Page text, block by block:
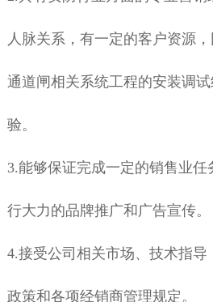
人脉关系，有一定的客户资源
通道闸相关系统工程的安装调
验。
3.能够保证完成一定的销售业
行大力的品牌推广和广告宣传。
4.接受公司相关市场、技术指导
政策和各项经销商管理规定。